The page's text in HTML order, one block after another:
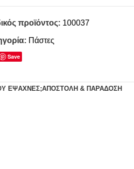
προϊόντος: 100037
Πάστες
Save
ΈΨΑΧΝΕΣ;ΑΠΟΣΤΟΛΉ & ΠΑΡΆΔΟΣΗ